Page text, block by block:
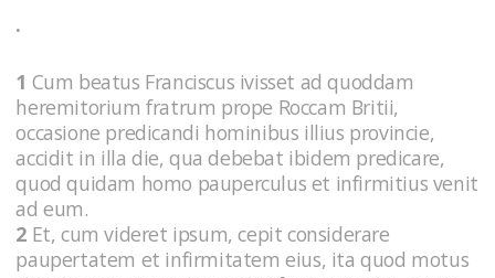
.
1 Cum beatus Franciscus ivisset ad quoddam
heremitorium fratrum prope Roccam Britii,
occasione predicandi hominibus illius provincie,
accidit in illa die, qua debebat ibidem predicare,
quod quidam homo pauperculus et infirmitius venit
ad eum.
2 Et, cum videret ipsum, cepit considerare
paupertatem et infirmitatem eius, ita quod motus